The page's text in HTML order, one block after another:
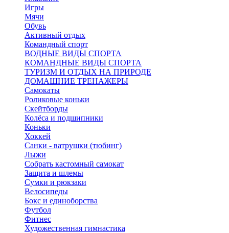
Игры
Мячи
Обувь
Активный отдых
Командный спорт
ВОДНЫЕ ВИДЫ СПОРТА
КОМАНДНЫЕ ВИДЫ СПОРТА
ТУРИЗМ И ОТДЫХ НА ПРИРОДЕ
ДОМАШНИЕ ТРЕНАЖЕРЫ
Самокаты
Роликовые коньки
Скейтборды
Колёса и подшипники
Коньки
Хоккей
Санки - ватрушки (тюбинг)
Лыжи
Собрать кастомный самокат
Защита и шлемы
Сумки и рюкзаки
Велосипеды
Бокс и единоборства
Футбол
Фитнес
Художественная гимнастика